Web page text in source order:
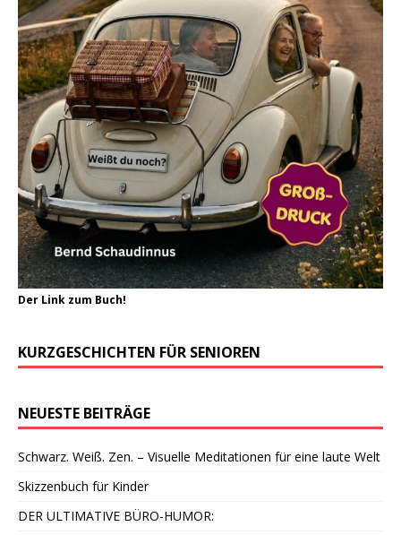
Der Link zum Buch!
KURZGESCHICHTEN FÜR SENIOREN
NEUESTE BEITRÄGE
Schwarz. Weiß. Zen. – Visuelle Meditationen für eine laute Welt
Skizzenbuch für Kinder
DER ULTIMATIVE BÜRO-HUMOR: